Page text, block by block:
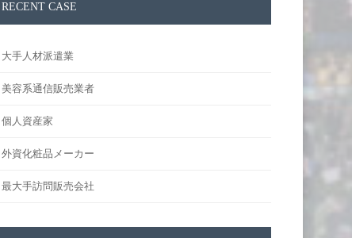
RECENT CASE
大手人材派遣業
美容系通信販売業者
個人資産家
外資化粧品メーカー
最大手訪問販売会社